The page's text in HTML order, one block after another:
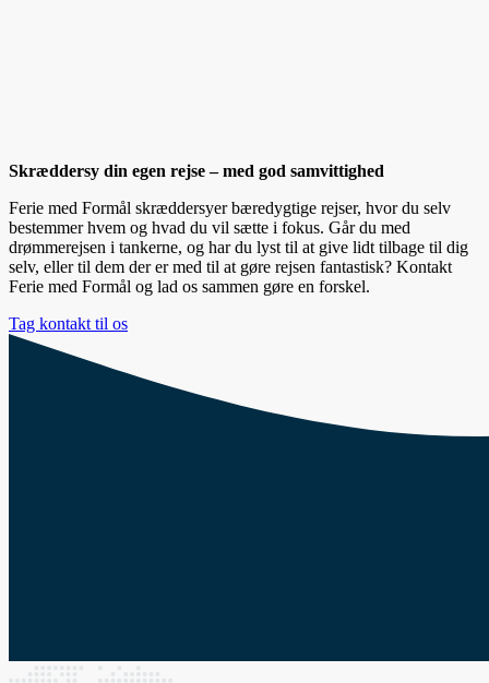
Skræddersy din egen rejse – med god samvittighed
Ferie med Formål skræddersyer bæredygtige rejser, hvor du selv
bestemmer hvem og hvad du vil sætte i fokus. Går du med
drømmerejsen i tankerne, og har du lyst til at give lidt tilbage til dig
selv, eller til dem der er med til at gøre rejsen fantastisk? Kontakt
Ferie med Formål og lad os sammen gøre en forskel.
Tag kontakt til os